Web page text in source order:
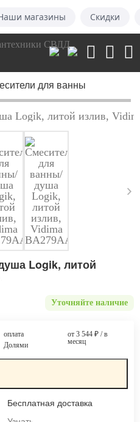
магазины Скидки
для ванны
Logik, литой
Уточняйте наличие
оплата
Долями
от 3 544 ₽/ в
месяц
Бесплатная доставка